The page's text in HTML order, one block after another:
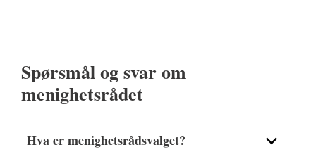
Spørsmål og svar om
menighetsrådet
Hva er menighetsrådsvalget?